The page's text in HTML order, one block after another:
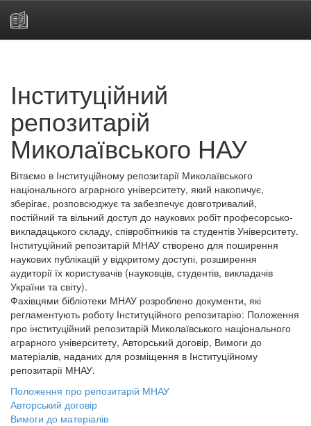
Інституційний
репозитарій
Миколаївського НАУ
Вітаємо в Інституційному репозитарії Миколаївського
національного аграрного університету, який накопичує,
зберігає, розповсюджує та забезпечує довготривалий,
постійний та вільний доступ до наукових робіт професорсько-
викладацького складу, співробітників та студентів Університету.
Інституційний репозитарій МНАУ створено для поширення
наукових публікацій у відкритому доступі, розширення
аудиторії їх користувачів (науковців, студентів, викладачів
України та світу).
Фахівцями бібліотеки МНАУ розроблено документи, які
регламентують роботу Інституційного репозитарію: Положення
про інституційний репозитарій Миколаївського національного
аграрного університету, Авторський договір, Вимоги до
матеріалів, наданих для розміщення в Інституційному
репозитарії МНАУ.
Положення про репозитарій МНАУ
Авторський договір
Вимоги до матеріалів